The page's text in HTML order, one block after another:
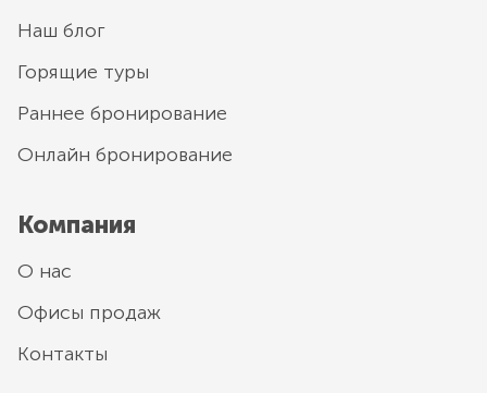
Наш блог
Горящие туры
Раннее бронирование
Онлайн бронирование
Компания
О нас
Офисы продаж
Контакты